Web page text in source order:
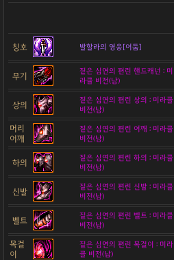
칭호 발할라의 영웅[어둠]
무기
짙은 심연의 편린 핸드캐넌 : 미
라클 비전(남)
상의
짙은 심연의 편린 상의 : 미라클
비전(남)
머리
어깨
짙은 심연의 편린 어깨 : 미라클
비전(남)
하의
짙은 심연의 편린 하의 : 미라클
비전(남)
신발
짙은 심연의 편린 신발 : 미라클
비전(남)
벨트
짙은 심연의 편린 벨트 : 미라클
비전(남)
목걸
이
짙은 심연의 편린 목걸이 : 미라
클 비전(남)